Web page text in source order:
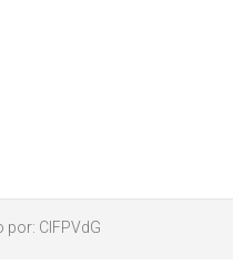
por: CIFPVdG